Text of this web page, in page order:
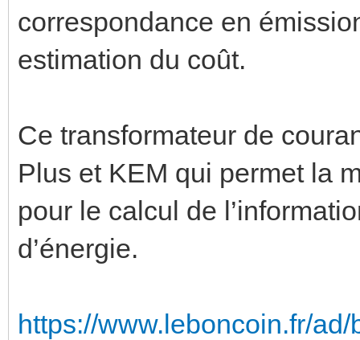
correspondance en
estimation du coût.
Ce transformateur de
Plus et KEM qui permet la
pour le calcul de
d’énergie.
https://www.leboncoin.fr/